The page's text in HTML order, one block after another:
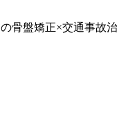
骨盤矯正×交通事故